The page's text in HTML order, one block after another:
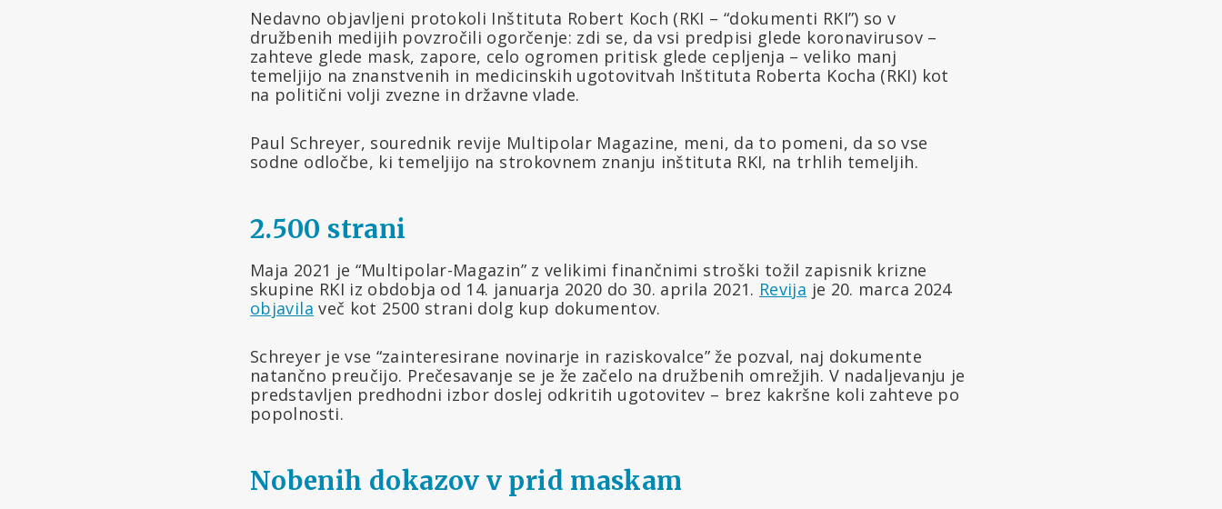
Nedavno objavljeni protokoli Inštituta Robert Koch (RKI – “dokumenti RKI”) so v
družbenih medijih povzročili ogorčenje: zdi se, da vsi predpisi glede koronavirusov –
zahteve glede mask, zapore, celo ogromen pritisk glede cepljenja – veliko manj
temeljijo na znanstvenih in medicinskih ugotovitvah Inštituta Roberta Kocha (RKI) kot
na politični volji zvezne in državne vlade.
Paul Schreyer, sourednik revije Multipolar Magazine, meni, da to pomeni, da so vse
sodne odločbe, ki temeljijo na strokovnem znanju inštituta RKI, na trhlih temeljih.
2.500 strani
Maja 2021 je “Multipolar-Magazin” z velikimi finančnimi stroški tožil zapisnik krizne
skupine RKI iz obdobja od 14. januarja 2020 do 30. aprila 2021. Revija je 20. marca 2024
objavila več kot 2500 strani dolg kup dokumentov.
Schreyer je vse “zainteresirane novinarje in raziskovalce” že pozval, naj dokumente
natančno preučijo. Prečesavanje se je že začelo na družbenih omrežjih. V nadaljevanju je
predstavljen predhodni izbor doslej odkritih ugotovitev – brez kakršne koli zahteve po
popolnosti.
Nobenih dokazov v prid maskam